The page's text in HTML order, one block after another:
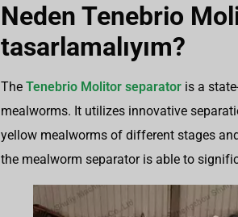
Neden Tenebrio
tasarlamalıyım?
The Tenebrio Molitor separator is a
mealworms. It utilizes innovative
yellow mealworms of different stages
the mealworm separator is able to